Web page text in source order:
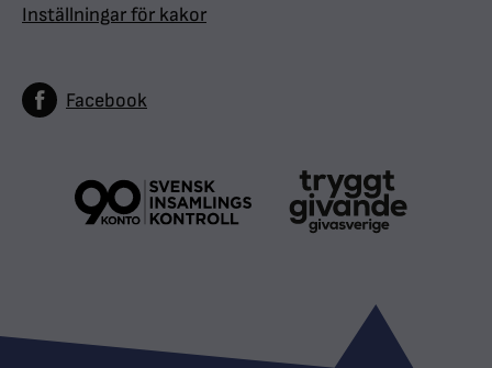
Inställningar för kakor
Facebook